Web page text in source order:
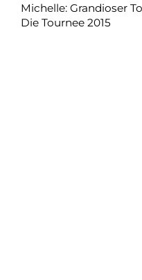
Michelle: Grandioser
Die Tournee 2015